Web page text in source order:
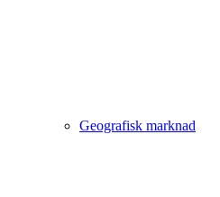
Geografisk marknad